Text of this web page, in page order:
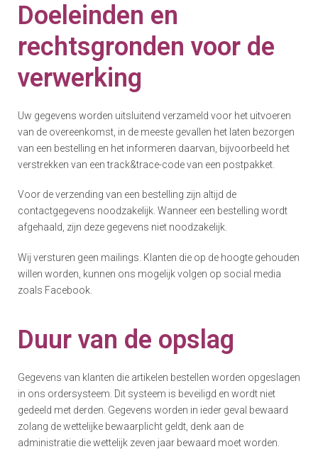
Doeleinden en
rechtsgronden voor de
verwerking
Uw gegevens worden uitsluitend verzameld voor het uitvoeren
van de overeenkomst, in de meeste gevallen het laten bezorgen
van een bestelling en het informeren daarvan, bijvoorbeeld het
verstrekken van een track&trace-code van een postpakket.
Voor de verzending van een bestelling zijn altijd de
contactgegevens noodzakelijk. Wanneer een bestelling wordt
afgehaald, zijn deze gegevens niet noodzakelijk.
Wij versturen geen mailings. Klanten die op de hoogte gehouden
willen worden, kunnen ons mogelijk volgen op social media
zoals Facebook.
Duur van de opslag
Gegevens van klanten die artikelen bestellen worden opgeslagen
in ons ordersysteem. Dit systeem is beveiligd en wordt niet
gedeeld met derden. Gegevens worden in ieder geval bewaard
zolang de wettelijke bewaarplicht geldt, denk aan de
administratie die wettelijk zeven jaar bewaard moet worden.